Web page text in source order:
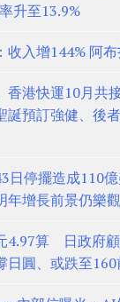
升至13.9%
收入增144% 阿
香港快運10月共
預訂強健、後
日停擺造成110
增長前景仍樂觀
4.97算 日政府
日圓、或跌至